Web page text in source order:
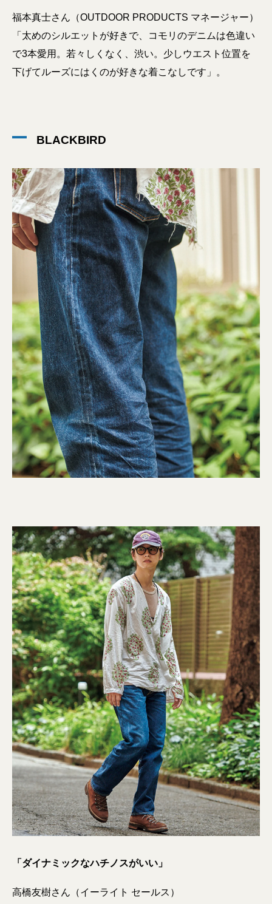
福本真士さん（OUTDOOR PRODUCTS マネージャー）
「太めのシルエットが好きで、コモリのデニムは色違い
で3本愛用。若々しくなく、渋い。少しウエスト位置を
下げてルーズにはくのが好きな着こなしです」。
BLACKBIRD
「ダイナミックなハチノスがいい」
高橋友樹さん（イーライト セールス）